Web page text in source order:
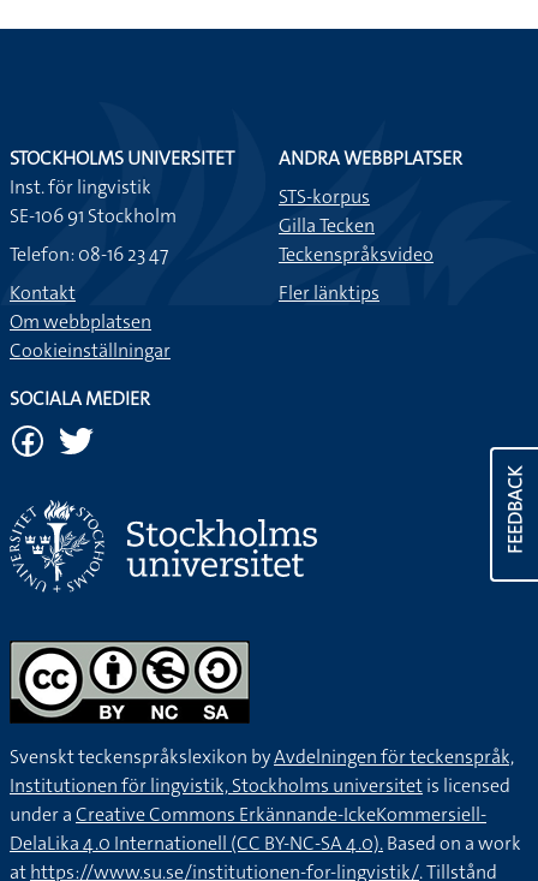
FEEDBACK
STOCKHOLMS UNIVERSITET
Inst. för lingvistik
SE-106 91 Stockholm
Telefon: 08-16 23 47
Kontakt
Om webbplatsen
Cookieinställningar
ANDRA WEBBPLATSER
STS-korpus
Gilla Tecken
Teckenspråksvideo
Fler länktips
SOCIALA MEDIER
Svenskt teckenspråkslexikon byAvdelningen för teckenspråk,
Institutionen för lingvistik, Stockholms universitetis licensed
under aCreative Commons Erkännande-IckeKommersiell-
DelaLika 4.0 Internationell (CC BY-NC-SA 4.0).Based on a work
athttps://www.su.se/institutionen-for-lingvistik/. Tillstånd